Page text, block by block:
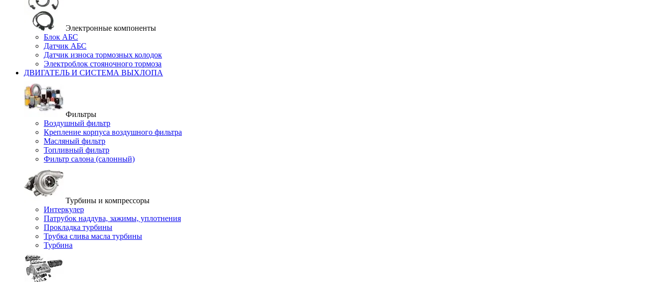
Электронные компоненты
Блок АБС
Датчик АБС
Датчик износа тормозных колодок
Электроблок стояночного тормоза
ДВИГАТЕЛЬ И СИСТЕМА ВЫХЛОПА
Фильтры
Воздушный фильтр
Крепление корпуса воздушного фильтра
Масляный фильтр
Топливный фильтр
Фильтр салона (салонный)
Турбины и компрессоры
Интеркулер
Патрубок наддува, зажимы, уплотнения
Прокладка турбины
Трубка слива масла турбины
Турбина